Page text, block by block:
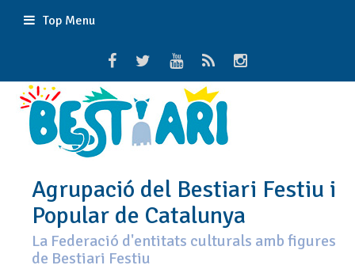
Top Menu
Agrupació del Bestiari Festiu i
Popular de Catalunya
La Federació d'entitats culturals amb figures
de Bestiari Festiu